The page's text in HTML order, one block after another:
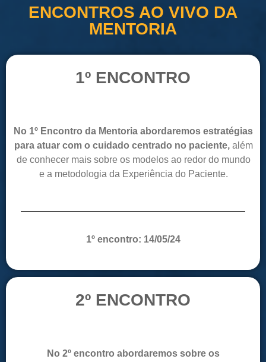
ENCONTROS AO VIVO DA
MENTORIA
1º ENCONTRO
No 1º Encontro da Mentoria abordaremos estratégias
para atuar com o cuidado centrado no paciente,além
de conhecer mais sobre os modelos ao redor do mundo
e a metodologia da Experiência do Paciente.
1º encontro: 14/05/24
2º ENCONTRO
No 2º encontro abordaremos sobre os